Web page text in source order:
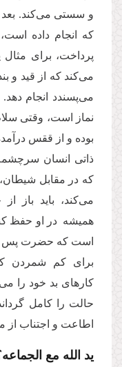
و سستی می‌کند. بعد
که انجام داده
پرداخت، برای
می‌کند ‌که از قید و
می‌پسندد انجام
نماز است، وقتی
بوده و از ققس
ذاتی انسان
که در مقابل شیطان،
می‌کند، باید باز
همیشه در او حفظ
است که حضرت پس
برای کم شمردن
کارهای بد خود را
حالت را کامل
اطاعت و اجتناب از
ید الله مع